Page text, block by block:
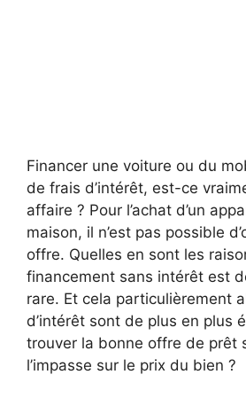
Financer une voiture ou du
de frais d’intérêt, est-ce
affaire ? Pour l’achat d’un
maison, il n’est pas possible
offre. Quelles en sont les
financement sans intérêt est
rare. Et cela particulièrement
d’intérêt sont de plus en plus
trouver la bonne offre de prêt
l’impasse sur le prix du bien ?